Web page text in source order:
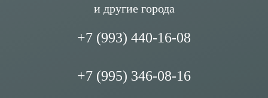
и другие города
+7 (993) 440-16-08
+7 (995) 346-08-16